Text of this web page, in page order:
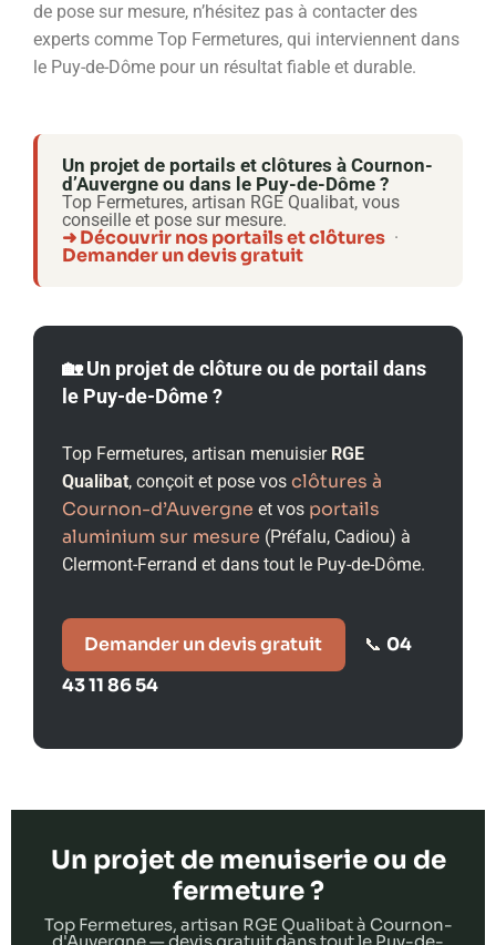
de pose sur mesure, n’hésitez pas à contacter des
experts comme Top Fermetures, qui interviennent dans
le Puy-de-Dôme pour un résultat fiable et durable.
Un projet de portails et clôtures à Cournon-
d’Auvergne ou dans le Puy-de-Dôme ?
Top Fermetures, artisan RGE Qualibat, vous
conseille et pose sur mesure.
➜ Découvrir nos portails et clôtures ·
Demander un devis gratuit
🏡 Un projet de clôture ou de portail dans
le Puy-de-Dôme ?
Top Fermetures, artisan menuisier RGE
Qualibat, conçoit et pose vos clôtures à
Cournon-d’Auvergne et vos portails
aluminium sur mesure (Préfalu, Cadiou) à
Clermont-Ferrand et dans tout le Puy-de-Dôme.
Demander un devis gratuit 📞 04
43 11 86 54
Un projet de menuiserie ou de
fermeture ?
Top Fermetures, artisan RGE Qualibat à Cournon-